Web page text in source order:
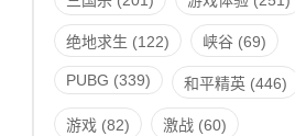
绝地求生 (122) 峡谷 (69)
PUBG (339) 和平精英 (446)
游戏 (82) 激战 (60)